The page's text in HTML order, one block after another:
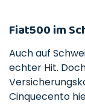
Fiat500 im
Auch auf
echter Hit.
Cinquecento